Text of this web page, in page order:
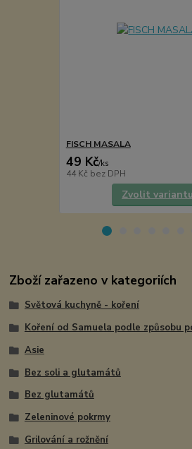
FISCH MASALA
49 Kč/ks
44 Kč bez DPH
Zvolit variantu
Zboží zařazeno v kategoriích
Světová kuchyně - koření
Koření od Samuela podle způsobu
Asie
Bez soli a glutamátů
Bez glutamátů
Zeleninové pokrmy
Grilování a rožnění